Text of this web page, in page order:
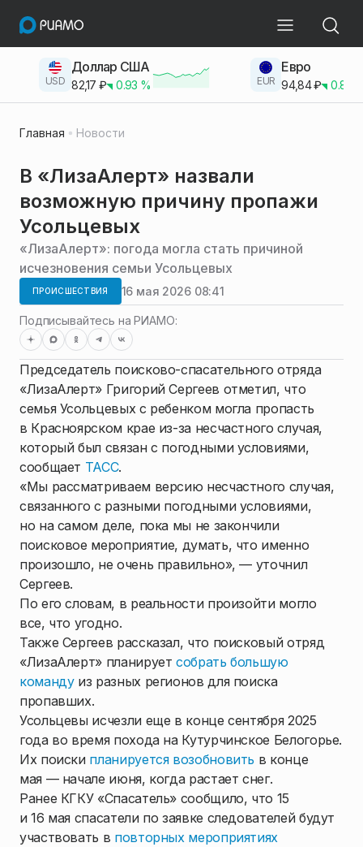
USD
Доллар США
82,17 ₽ 0.93 % EUR
Евро
94,84₽ 0.83
Главная Новости
В «ЛизаАлерт» назвали
возможную причину пропажи
Усольцевых
«ЛизаАлерт»: погода могла стать причиной
исчезновения семьи Усольцевых
ПРОИСШЕСТВИЯ 16 мая 2026 08:41
Подписывайтесь на РИАМО:
Председатель поисково-спасательного отряда
«ЛизаАлерт» Григорий Сергеев отметил, что
семья Усольцевых с ребенком могла пропасть
в Красноярском крае из-за несчастного случая,
который был связан с погодными условиями,
сообщает ТАСС.
«Мы рассматриваем версию несчастного случая,
связанного с разными погодными условиями,
но на самом деле, пока мы не закончили
поисковое мероприятие, думать, что именно
произошло, не очень правильно», — уточнил
Сергеев.
По его словам, в реальности произойти могло
все, что угодно.
Также Сергеев рассказал, что поисковый отряд
«ЛизаАлерт» планируетсобрать большую
командуиз разных регионов для поиска
пропавших.
Усольцевы исчезли еще в конце сентября 2025
года во время похода на Кутурчинское Белогорье.
Их поиски планируется возобновить в конце
мая — начале июня, когда растает снег.
Ранее КГКУ «Спасатель» сообщило, что 15
и 16 мая спасатели по заявке следователей будут
участвовать в повторных мероприятиях